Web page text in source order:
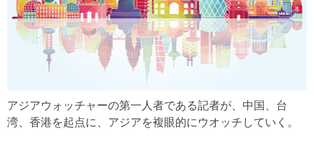
アジアウォッチャーの第一人者である記者が、中国、台
湾、香港を起点に、アジアを複眼的にウオッチしていく。